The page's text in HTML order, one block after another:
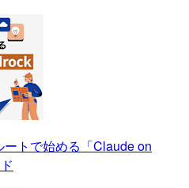
ートで始める「Claude on